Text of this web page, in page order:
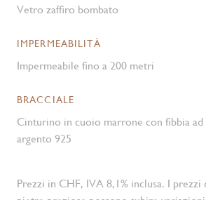
Vetro zaffiro bombato
IMPERMEABILITÀ
Impermeabile fino a 200 metri
BRACCIALE
Cinturino in cuoio marrone con fibbia
argento 925
Prezzi in CHF, IVA 8,1% inclusa. I